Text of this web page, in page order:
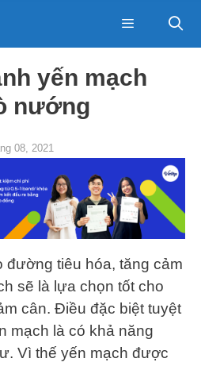
Menu
yến mạch
nướng
08, 2021
đường tiêu hóa, tăng cảm
sẽ là lựa chọn tốt cho
cân. Điều đặc biệt tuyệt
mạch là có khả năng
Vì thế yến mạch được